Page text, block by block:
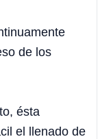
de los
ésta
el llenado de